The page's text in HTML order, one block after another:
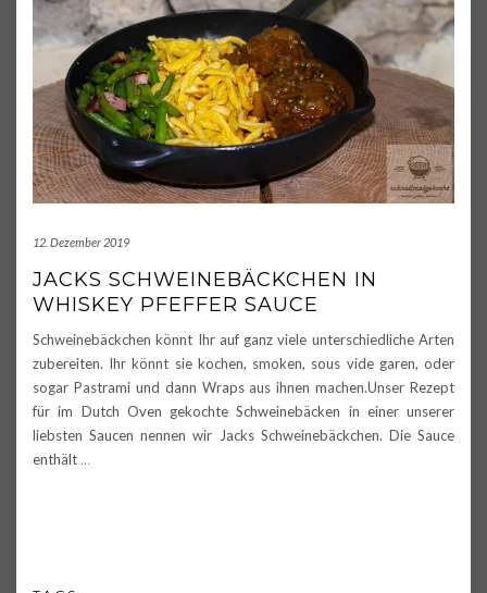
12. Dezember 2019
JACKS SCHWEINEBÄCKCHEN IN
WHISKEY PFEFFER SAUCE
Schweinebäckchen könnt Ihr auf ganz viele unterschiedliche Arten
zubereiten. Ihr könnt sie kochen, smoken, sous vide garen, oder
sogar Pastrami und dann Wraps aus ihnen machen.Unser Rezept
für im Dutch Oven gekochte Schweinebäcken in einer unserer
liebsten Saucen nennen wir Jacks Schweinebäckchen. Die Sauce
enthält …